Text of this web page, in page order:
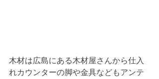
木材は広島にある木材屋さんから仕入
れカウンターの脚や金具などもアンテ